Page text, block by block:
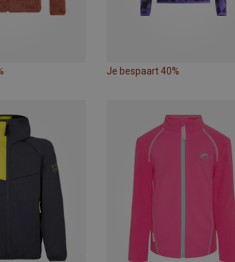
Je bespaart 40%